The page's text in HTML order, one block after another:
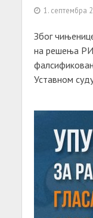
1. септембра
Због
на решења
Уставном